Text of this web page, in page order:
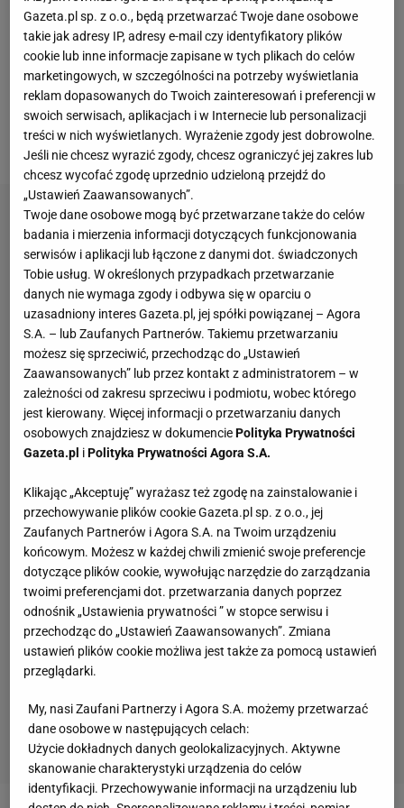
wtedy pojawiła się oferta Romy. Częśćkibicówbyła
nieco zaskoczona, że Dybala ostatecznie trafia do
klubu z tej półki. Ale jeśli zobaczy się jego wtorkową
prezentację, to można zrozumieć, dlaczego
napastnikskusił się, by podpisać trzyletnią umowę z
triumfatorem Ligi Konferencji UEFA.
Gazeta.pl sp. z o.o., będą przetwarzać Twoje dane osobowe
takie jak adresy IP, adresy e-mail czy identyfikatory plików
cookie lub inne informacje zapisane w tych plikach do celów
marketingowych, w szczególności na potrzeby wyświetlania
reklam dopasowanych do Twoich zainteresowań i preferencji w
swoich serwisach, aplikacjach i w Internecie lub personalizacji
treści w nich wyświetlanych. Wyrażenie zgody jest dobrowolne.
Jeśli nie chcesz wyrazić zgody, chcesz ograniczyć jej zakres lub
chcesz wycofać zgodę uprzednio udzieloną przejdź do
„Ustawień Zaawansowanych”.
Twoje dane osobowe mogą być przetwarzane także do celów
badania i mierzenia informacji dotyczących funkcjonowania
serwisów i aplikacji lub łączone z danymi dot. świadczonych
Tobie usług. W określonych przypadkach przetwarzanie
danych nie wymaga zgody i odbywa się w oparciu o
uzasadniony interes Gazeta.pl, jej spółki powiązanej – Agora
S.A. – lub Zaufanych Partnerów. Takiemu przetwarzaniu
możesz się sprzeciwić, przechodząc do „Ustawień
Zaawansowanych” lub przez kontakt z administratorem – w
zależności od zakresu sprzeciwu i podmiotu, wobec którego
jest kierowany. Więcej informacji o przetwarzaniu danych
osobowych znajdziesz w dokumenciePolityka Prywatności
Gazeta.pl iPolityka Prywatności Agora S.A.
Klikając „Akceptuję” wyrażasz też zgodę na zainstalowanie i
przechowywanie plików cookie Gazeta.pl sp. z o.o., jej
Zaufanych Partnerów i Agora S.A. na Twoim urządzeniu
końcowym. Możesz w każdej chwili zmienić swoje preferencje
dotyczące plików cookie, wywołując narzędzie do zarządzania
twoimi preferencjami dot. przetwarzania danych poprzez
odnośnik „Ustawienia prywatności ” w stopce serwisu i
przechodząc do „Ustawień Zaawansowanych”. Zmiana
ustawień plików cookie możliwa jest także za pomocą ustawień
przeglądarki.
My, nasi Zaufani Partnerzy i Agora S.A. możemy przetwarzać
dane osobowe w następujących celach:
Użycie dokładnych danych geolokalizacyjnych. Aktywne
skanowanie charakterystyki urządzenia do celów
identyfikacji. Przechowywanie informacji na urządzeniu lub